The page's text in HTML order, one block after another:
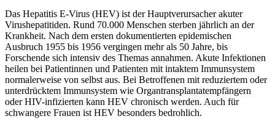
Das Hepatitis E-Virus (HEV) ist der Hauptverursacher akuter
Virushepatitiden. Rund 70.000 Menschen sterben jährlich an der
Krankheit. Nach dem ersten dokumentierten epidemischen
Ausbruch 1955 bis 1956 vergingen mehr als 50 Jahre, bis
Forschende sich intensiv des Themas annahmen. Akute Infektionen
heilen bei Patientinnen und Patienten mit intaktem Immunsystem
normalerweise von selbst aus. Bei Betroffenen mit reduziertem oder
unterdrücktem Immunsystem wie Organtransplantatempfängern
oder HIV-infizierten kann HEV chronisch werden. Auch für
schwangere Frauen ist HEV besonders bedrohlich.